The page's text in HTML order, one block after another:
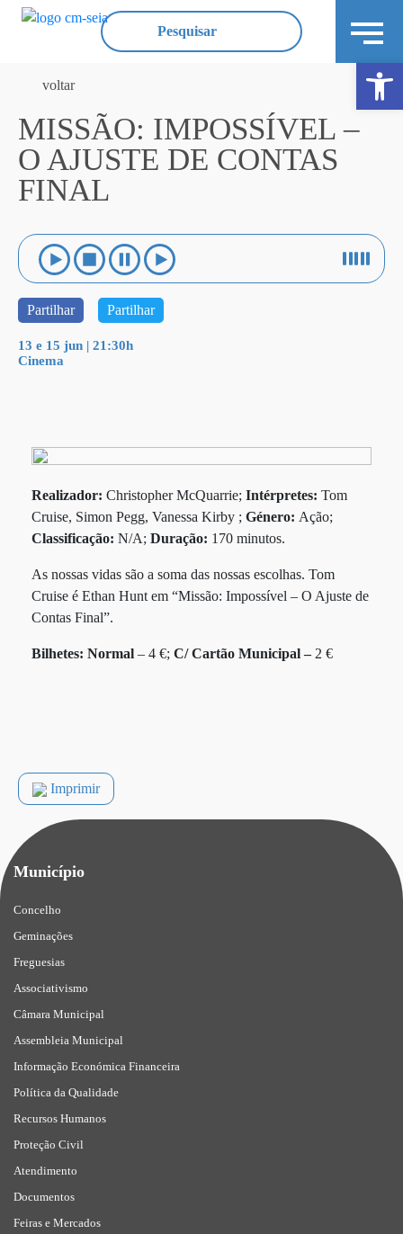
voltar
MISSÃO: IMPOSSÍVEL –
O AJUSTE DE CONTAS
FINAL
Partilhar Partilhar
13 e 15 jun | 21:30h
Cinema
Realizador: Christopher McQuarrie; Intérpretes: Tom
Cruise, Simon Pegg, Vanessa Kirby ; Género: Ação;
Classificação: N/A; Duração: 170 minutos.
As nossas vidas são a soma das nossas escolhas. Tom
Cruise é Ethan Hunt em “Missão: Impossível – O Ajuste de
Contas Final”.
Bilhetes: Normal – 4 €; C/ Cartão Municipal – 2 €
Imprimir
Município
Concelho
Geminações
Freguesias
Associativismo
Câmara Municipal
Assembleia Municipal
Informação Económica Financeira
Política da Qualidade
Recursos Humanos
Proteção Civil
Atendimento
Documentos
Feiras e Mercados